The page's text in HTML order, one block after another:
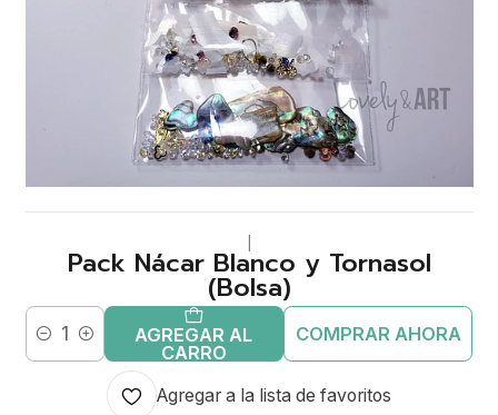
Pack Nácar Blanco y Tornasol
(Bolsa)
Cantidad
AGREGAR AL
CARRO
COMPRAR AHORA
Agregar a la lista de favoritos